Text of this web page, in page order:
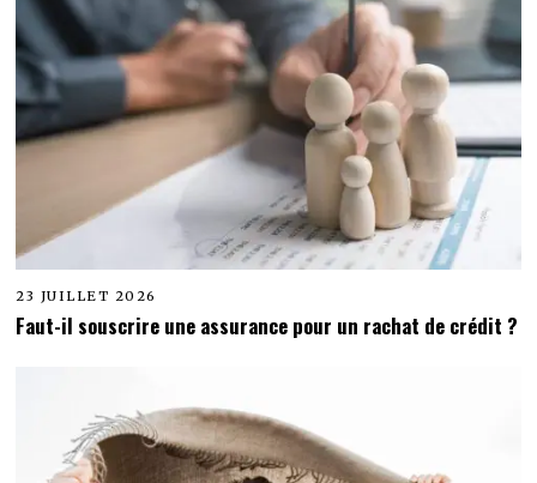
23 JUILLET 2026
Faut-il souscrire une assurance pour un rachat de crédit ?